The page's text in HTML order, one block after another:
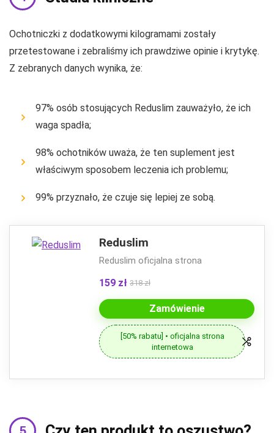
Ochotniczki z dodatkowymi kilogramami zostały
przetestowane i zebraliśmy ich prawdziwe opinie i krytykę.
Z zebranych danych wynika, że:
97% osób stosujących Reduslim zauważyło, że ich
waga spadła;
98% ochotników uważa, że ​​ten suplement jest
właściwym sposobem leczenia ich problemu;
99% przyznało, że czuje się lepiej ze sobą.
Reduslim
Reduslim oficjalna strona
159 zł 318 zł
Zamówienie
[50% rabatu] • oficjalna strona
internetowa